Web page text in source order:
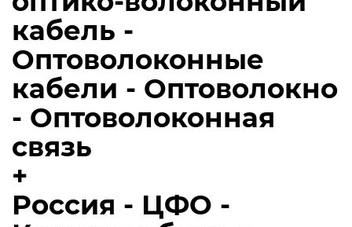
кабель -
Оптоволоконные
кабели - Оптоволокно
- Оптоволоконная
связь
+
Россия - ЦФО -